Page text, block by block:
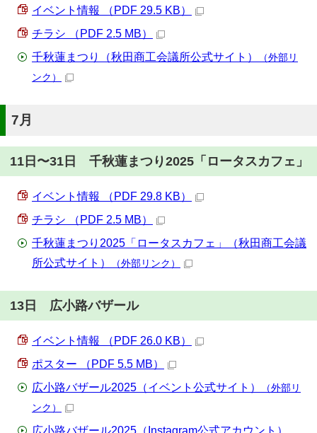
イベント情報 （PDF 29.5 KB）
チラシ （PDF 2.5 MB）
千秋蓮まつり（秋田商工会議所公式サイト）
（外部リ
ンク）
7月
11日〜31日 千秋蓮まつり2025「ロータスカフェ」
イベント情報 （PDF 29.8 KB）
チラシ （PDF 2.5 MB）
千秋蓮まつり2025「ロータスカフェ」（秋田商工会議
所公式サイト）
（外部リンク）
13日 広小路バザール
イベント情報 （PDF 26.0 KB）
ポスター （PDF 5.5 MB）
広小路バザール2025（イベント公式サイト）
（外部リ
ンク）
広小路バザール2025（Instagram公式アカウント）